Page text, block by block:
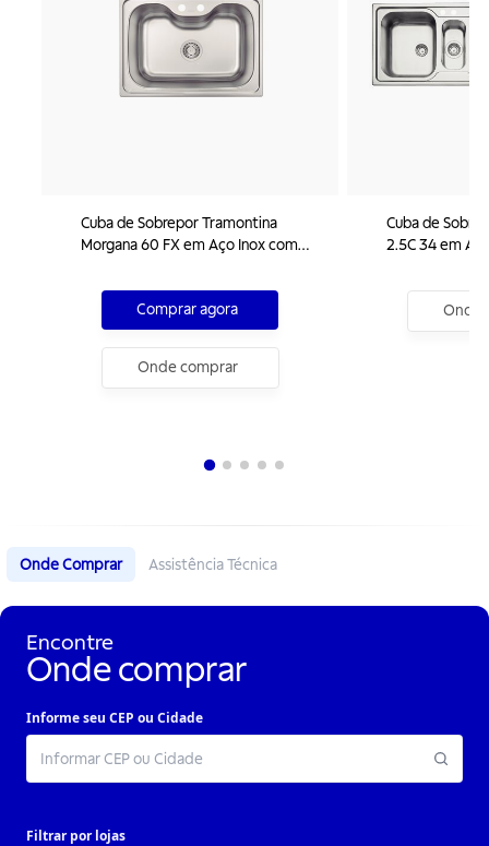
Cuba de Sobrepor Tramontina
Morgana 60 FX em Aço Inox com
com Válvula
Comprar agora
Onde comprar
Cuba de
2.5C 34 em
e com
Tábua e Cesto
Onde
Onde Comprar Assistência Técnica
Encontre
Onde comprar
Informe seu CEP ou Cidade
Filtrar por lojas